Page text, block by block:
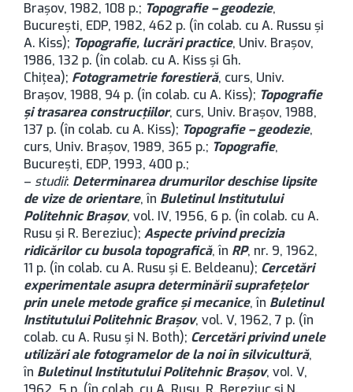
Brașov, 1982, 108 p.; Topografie – geodezie,
București, EDP, 1982, 462 p. (în colab. cu A. Russu şi
A. Kiss); Topografie, lucrări practice, Univ. Brașov,
1986, 132 p. (în colab. cu A. Kiss şi Gh.
Chiţea); Fotogrametrie forestieră, curs, Univ.
Brașov, 1988, 94 p. (în colab. cu A. Kiss); Topografie
şi trasarea construcţiilor, curs, Univ. Brașov, 1988,
137 p. (în colab. cu A. Kiss); Topografie – geodezie,
curs, Univ. Brașov, 1989, 365 p.; Topografie,
București, EDP, 1993, 400 p.;
– studii: Determinarea drumurilor deschise lipsite
de vize de orientare, în Buletinul Institutului
Politehnic Brașov, vol. IV, 1956, 6 p. (în colab. cu A.
Rusu şi R. Bereziuc); Aspecte privind precizia
ridicărilor cu busola topografică, în RP, nr. 9, 1962,
11 p. (în colab. cu A. Rusu şi E. Beldeanu); Cercetări
experimentale asupra determinării suprafeţelor
prin unele metode grafice şi mecanice, în Buletinul
Institutului Politehnic Brașov, vol. V, 1962, 7 p. (în
colab. cu A. Rusu şi N. Both); Cercetări privind unele
utilizări ale fotogramelor de la noi în silvicultură,
în Buletinul Institutului Politehnic Brașov, voI. V,